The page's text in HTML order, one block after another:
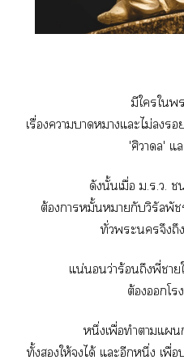
มีใใ
เรื่องาาาแะไม่
'ศิาล' แ
ดังนั้นเมื่อ ม.ร.ว.
ต้องาหมั้นากับวิรัลพั
ทั่วะจึงถึ
แน่นอนว่าร้อนถึงพี่า
ต้องโ
หนึ่งเพื่อทำาแ
ทั้งให้ได้ แะอีกหนึ่ง เพื่